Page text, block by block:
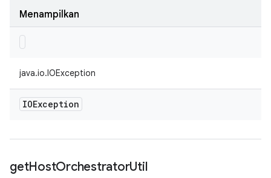
Menampilkan
java.io.IOException
IOException
getHostOrchestratorUtil